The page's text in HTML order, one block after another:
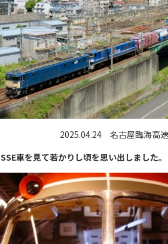
2025.04.24 名古屋臨海高
車を見て若かりし頃を思い出しました。